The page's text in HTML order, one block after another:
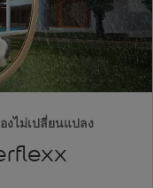
งไม่เปลี่ยนแปลง